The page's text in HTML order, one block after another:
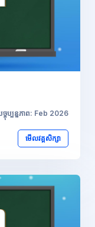
បច្ចុប្បន្នភាព: Feb 2026
មើលវគ្គសិក្សា